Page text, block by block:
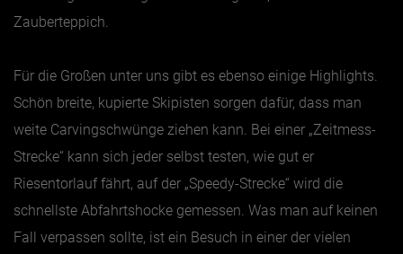
Dezember
Zauberteppich.
Für die Großen unter uns gibt es ebenso einige Highlights.
Schön breite, kupierte Skipisten sorgen dafür, dass man
weite Carvingschwünge ziehen kann. Bei einer „Zeitmess-
Strecke“ kann sich jeder selbst testen, wie gut er
Riesentorlauf fährt, auf der „Speedy-Strecke“ wird die
schnellste Abfahrtshocke gemessen. Was man auf keinen
Fall verpassen sollte, ist ein Besuch in einer der vielen